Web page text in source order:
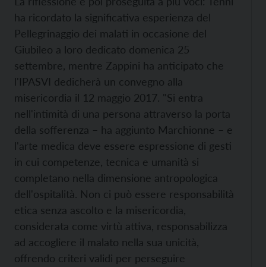
ha ricordato la significativa esperienza del
Pellegrinaggio dei malati in occasione del
Giubileo a loro dedicato domenica 25
settembre, mentre Zappini ha anticipato che
l'IPASVI dedicherà un convegno alla
misericordia il 12 maggio 2017. "Si entra
nell'intimità di una persona attraverso la porta
della sofferenza – ha aggiunto Marchionne – e
l'arte medica deve essere espressione di gesti
in cui competenze, tecnica e umanità si
completano nella dimensione antropologica
dell'ospitalità. Non ci può essere responsabilità
etica senza ascolto e la misericordia,
considerata come virtù attiva, responsabilizza
ad accogliere il malato nella sua unicità,
offrendo criteri validi per perseguire